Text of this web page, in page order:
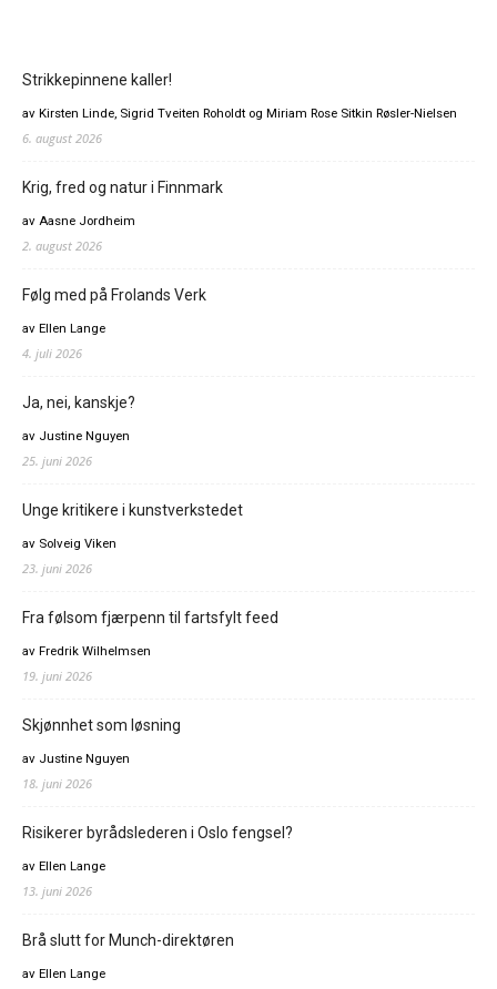
Strikkepinnene kaller!
av Kirsten Linde, Sigrid Tveiten Roholdt og Miriam Rose Sitkin Røsler-Nielsen
6. august 2026
Krig, fred og natur i Finnmark
av Aasne Jordheim
2. august 2026
Følg med på Frolands Verk
av Ellen Lange
4. juli 2026
Ja, nei, kanskje?
av Justine Nguyen
25. juni 2026
Unge kritikere i kunstverkstedet
av Solveig Viken
23. juni 2026
Fra følsom fjærpenn til fartsfylt feed
av Fredrik Wilhelmsen
19. juni 2026
Skjønnhet som løsning
av Justine Nguyen
18. juni 2026
Risikerer byrådslederen i Oslo fengsel?
av Ellen Lange
13. juni 2026
Brå slutt for Munch-direktøren
av Ellen Lange